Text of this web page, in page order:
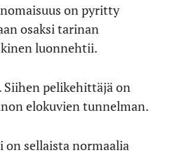
on pyritty
osaksi tarinan
luonnehtii.
Siihen pelikehittäjä on
elokuvien tunnelman.
on sellaista normaalia